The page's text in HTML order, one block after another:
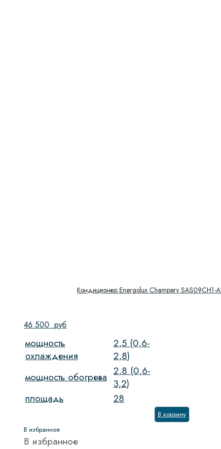
Кондиционер Energolux Champery SAS09CH1-
46 500 руб
мощность
охлаждения
2,5 (0,6-
2,8)
мощность обогрева 2,8 (0,6-
3,2)
площадь
28
В корзину
В избранное
В избранное